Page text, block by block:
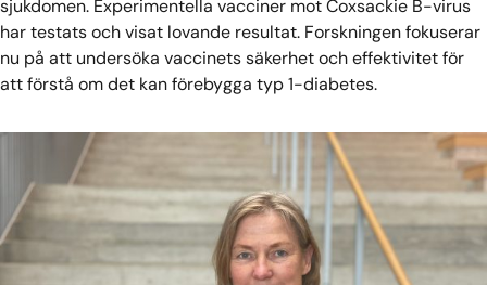
sjukdomen. Experimentella vacciner mot Coxsackie B-virus
har testats och visat lovande resultat. Forskningen fokuserar
nu på att undersöka vaccinets säkerhet och effektivitet för
att förstå om det kan förebygga typ 1-diabetes.